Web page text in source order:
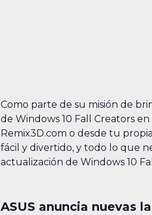
Como parte de su misión de
de Windows 10 Fall Creators
Remix3D.com o desde tu
fácil y divertido, y todo lo que
actualización de Windows 10
ASUS anuncia nuevas